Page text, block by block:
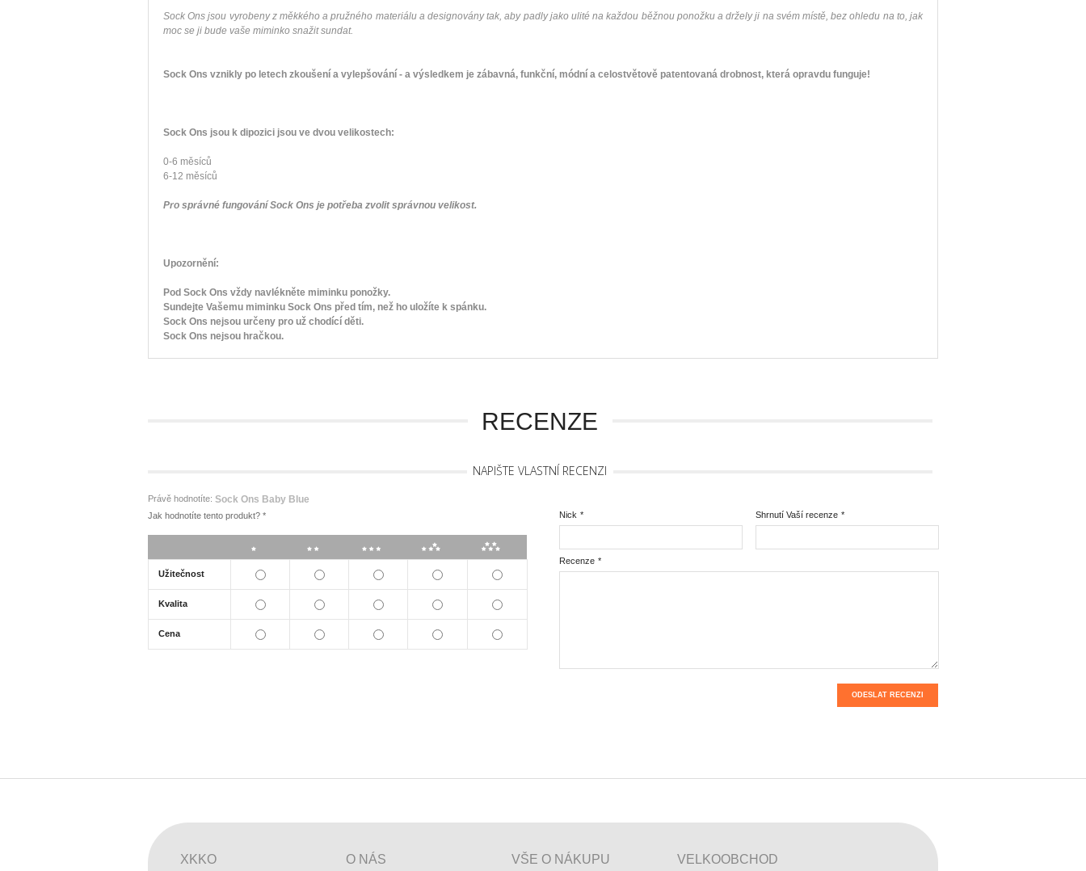
Sock Ons jsou vyrobeny z měkkého a pružného materiálu a designovány tak, aby padly jako ulité na každou běžnou ponožku a držely ji na svém místě, bez ohledu na to, jak
moc se ji bude vaše miminko snažit sundat.
Sock Ons vznikly po letech zkoušení a vylepšování - a výsledkem je zábavná, funkční, módní a celostvětově patentovaná drobnost, která opravdu funguje!
Sock Ons jsou k dipozici jsou ve dvou velikostech:
0-6 měsíců
6-12 měsíců
Pro správné fungování Sock Ons je potřeba zvolit správnou velikost.
Upozornění:
Pod Sock Ons vždy navlékněte miminku ponožky.
Sundejte Vašemu miminku Sock Ons před tím, než ho uložíte k spánku.
Sock Ons nejsou určeny pro už chodící děti.
Sock Ons nejsou hračkou.
RECENZE
NAPIŠTE VLASTNÍ RECENZI
Právě hodnotíte: Sock Ons Baby Blue
Jak hodnotíte tento produkt? *
Užitečnost
Kvalita
Cena
*
Nick *
Shrnutí Vaší recenze
*
Recenze
ODESLAT RECENZI
XKKO O NÁS VŠE O NÁKUPU VELKOOBCHOD